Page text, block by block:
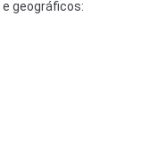
geográficos: